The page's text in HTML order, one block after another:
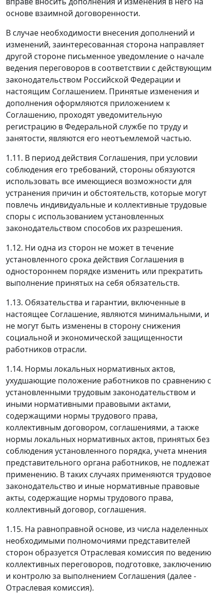
основе взаимной договоренности.
В случае необходимости внесения дополнений и
изменений, заинтересованная сторона направляет
другой стороне письменное уведомление о начале
ведения переговоров в соответствии с действующим
законодательством Российской Федерации и
настоящим Соглашением. Принятые изменения и
дополнения оформляются приложением к
Соглашению, проходят уведомительную
регистрацию в Федеральной службе по труду и
занятости, являются его неотъемлемой частью.
1.11. В период действия Соглашения, при условии
соблюдения его требований, стороны обязуются
использовать все имеющиеся возможности для
устранения причин и обстоятельств, которые могут
повлечь индивидуальные и коллективные трудовые
споры с использованием установленных
законодательством способов их разрешения.
1.12. Ни одна из сторон не может в течение
установленного срока действия Соглашения в
одностороннем порядке изменить или прекратить
выполнение принятых на себя обязательств.
1.13. Обязательства и гарантии, включенные в
настоящее Соглашение, являются минимальными, и
не могут быть изменены в сторону снижения
социальной и экономической защищенности
работников отрасли.
1.14. Нормы локальных нормативных актов,
ухудшающие положение работников по сравнению с
установленными трудовым законодательством и
иными нормативными правовыми актами,
содержащими нормы трудового права,
коллективным договором, соглашениями, а также
нормы локальных нормативных актов, принятых без
соблюдения установленного порядка, учета мнения
представительного органа работников, не подлежат
применению. В таких случаях применяются трудовое
законодательство и иные нормативные правовые
акты, содержащие нормы трудового права,
коллективный договор, соглашения.
1.15. На равноправной основе, из числа наделенных
необходимыми полномочиями представителей
сторон образуется Отраслевая комиссия по ведению
коллективных переговоров, подготовке, заключению
и контролю за выполнением Соглашения (далее -
Отраслевая комиссия).